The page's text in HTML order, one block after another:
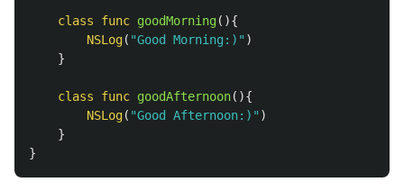
class func goodMorning(){
NSLog( "Good Morning:)" )
}
class func goodAfternoon(){
NSLog( "Good Afternoon:)" )
}
}